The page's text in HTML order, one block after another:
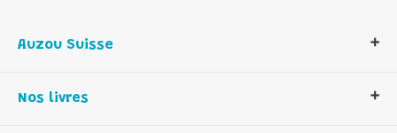
Auzou Suisse
Notre histoire
Nos livres